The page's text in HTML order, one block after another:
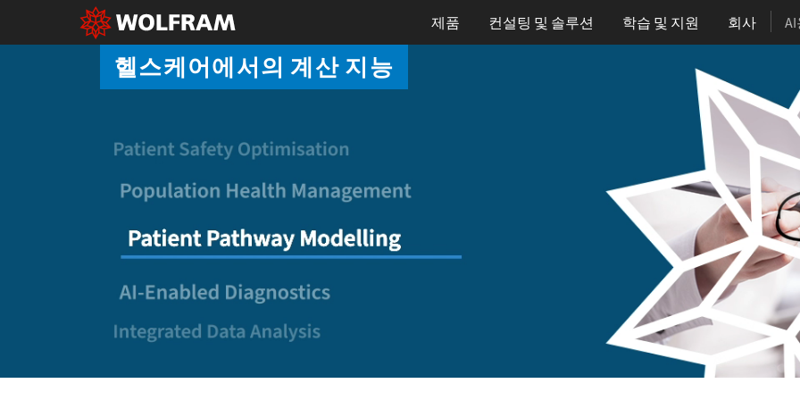
제품 컨설팅 및 솔루션 학습 및 지원 회사
헬스케어에서의 계산 지능